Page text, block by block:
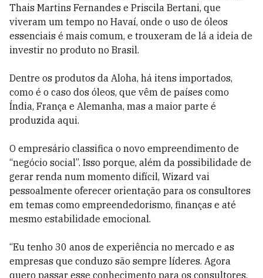
Thais Martins Fernandes e Priscila Bertani, que
viveram um tempo no Havaí, onde o uso de óleos
essenciais é mais comum, e trouxeram de lá a ideia de
investir no produto no Brasil.
Dentre os produtos da Aloha, há itens importados,
como é o caso dos óleos, que vêm de países como
Índia, França e Alemanha, mas a maior parte é
produzida aqui.
O empresário classifica o novo empreendimento de
“negócio social”. Isso porque, além da possibilidade de
gerar renda num momento difícil, Wizard vai
pessoalmente oferecer orientação para os consultores
em temas como empreendedorismo, finanças e até
mesmo estabilidade emocional.
“Eu tenho 30 anos de experiência no mercado e as
empresas que conduzo são sempre líderes. Agora
quero passar esse conhecimento para os consultores.